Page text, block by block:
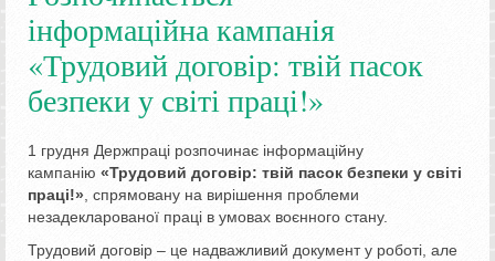
інформаційна кампанія
«Трудовий договір: твій пасок
безпеки у світі праці!»
1 грудня Держпраці розпочинає інформаційну
кампанію «Трудовий договір: твій пасок безпеки у світі
праці!» , спрямовану на вирішення проблеми
незадекларованої праці в умовах воєнного стану.
Трудовий договір – це надважливий документ у роботі, але